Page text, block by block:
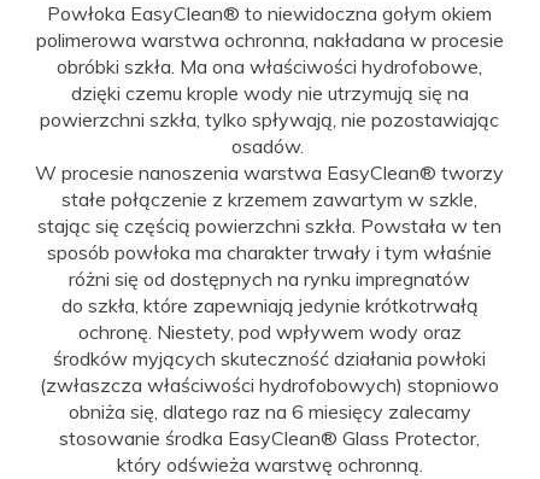
Powłoka EasyClean® to niewidoczna gołym okiem
polimerowa warstwa ochronna, nakładana w procesie
obróbki szkła. Ma ona właściwości hydrofobowe,
dzięki czemu krople wody nie utrzymują się na
powierzchni szkła, tylko spływają, nie pozostawiając
osadów.
W procesie nanoszenia warstwa EasyClean® tworzy
stałe połączenie z krzemem zawartym w szkle,
stając się częścią powierzchni szkła. Powstała w ten
sposób powłoka ma charakter trwały i tym właśnie
różni się od dostępnych na rynku impregnatów
do szkła, które zapewniają jedynie krótkotrwałą
ochronę. Niestety, pod wpływem wody oraz
środków myjących skuteczność działania powłoki
(zwłaszcza właściwości hydrofobowych) stopniowo
obniża się, dlatego raz na 6 miesięcy zalecamy
stosowanie środka EasyClean® Glass Protector,
który odświeża warstwę ochronną.